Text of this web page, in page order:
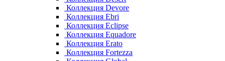
Коллекция Devore
Коллекция Ebri
Коллекция Eclipse
Коллекция Equadore
Коллекция Erato
Коллекция Fortezza